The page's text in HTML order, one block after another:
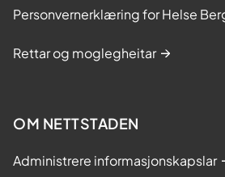
Personvernerklæring for Helse
Rettar og moglegheitar
OM NETTSTADEN
Administrere informasjonskapslar